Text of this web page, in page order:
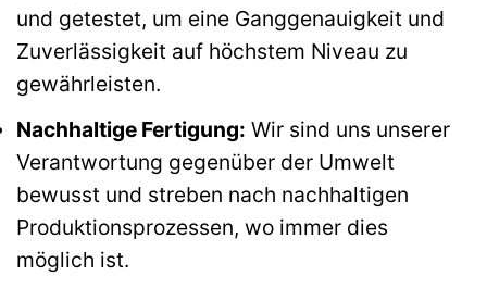
und getestet, um eine Ganggenauigkeit und
Zuverlässigkeit auf höchstem Niveau zu
gewährleisten.
Nachhaltige Fertigung: Wir sind uns unserer
Verantwortung gegenüber der Umwelt
bewusst und streben nach nachhaltigen
Produktionsprozessen, wo immer dies
möglich ist.